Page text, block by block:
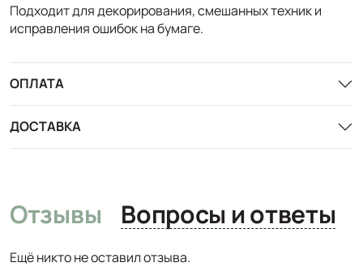
Подходит для декорирования, смешанных техник и
исправления ошибок на бумаге.
ОПЛАТА
ДОСТАВКА
Отзывы Вопросы и ответы
Ещё никто не оставил отзыва.